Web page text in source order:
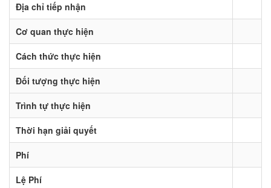
Địa chỉ tiếp nhận
Cơ quan thực hiện
Cách thức thực hiện
Đối tượng thực hiện
Trình tự thực hiện
Thời hạn giải quyết
Phí
Lệ Phí